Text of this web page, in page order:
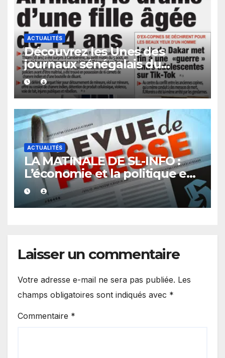
ACTUALITÉS
Découvrez les Unes des
journaux sénégalais du
vendredi 07 août 2026
ACTUALITÉS
LA MATINALE DE SL-INFO :
L’économie et la politique en
vedette
Laisser un commentaire
Votre adresse e-mail ne sera pas publiée. Les
champs obligatoires sont indiqués avec *
Commentaire *